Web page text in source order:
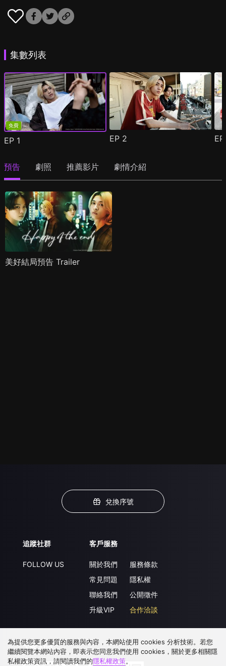
集數列表
免費
EP 1 EP 2
預告 劇照 推薦影片 劇情介紹
美好結局預告 Trailer
兌換序號
追蹤社群
FOLLOW US
客戶服務
關於我們
常見問題
聯絡我們
升級VIP
服務條款
隱私權
公開徵件
合作洽談
下載 APP
為提供您更多優質的服務與內容，本網站使用 cookies 分析技術。若您
繼續閱覽本網站內容，即表示您同意我們使用 cookies，關於更多相關隱
私權政策資訊，請閱讀我們的隱私權政策。